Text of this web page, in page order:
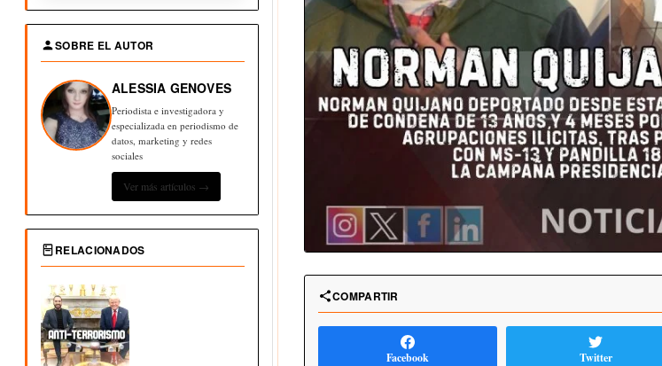
SOBRE EL AUTOR
ALESSIA GENOVES
Periodista e investigadora y
especializada en periodismo de
datos, marketing y redes
sociales
Ver más artículos →
RELACIONADOS
COMPARTIR
Facebook Twitter